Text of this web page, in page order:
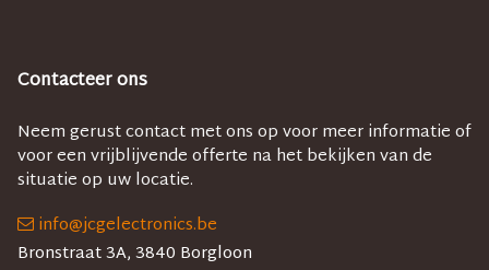
Contacteer ons
Neem gerust contact met ons op voor meer informatie of
voor een vrijblijvende offerte na het bekijken van de
situatie op uw locatie.
info@jcgelectronics.be
Bronstraat 3A, 3840 Borgloon